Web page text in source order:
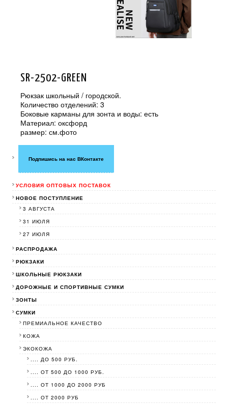
SR-2502-GREEN
Рюкзак школьный / городской.
Количество отделений: 3
Боковые карманы для зонта и воды: есть
Материал: оксфорд
размер: см.фото
Подпишись на нас ВКонтакте
УСЛОВИЯ ОПТОВЫХ ПОСТАВОК
НОВОЕ ПОСТУПЛЕНИЕ
3 АВГУСТА
31 ИЮЛЯ
27 ИЮЛЯ
РАСПРОДАЖА
РЮКЗАКИ
ШКОЛЬНЫЕ РЮКЗАКИ
ДОРОЖНЫЕ И СПОРТИВНЫЕ СУМКИ
ЗОНТЫ
СУМКИ
ПРЕМИАЛЬНОЕ КАЧЕСТВО
КОЖА
ЭКОКОЖА
.... ДО 500 РУБ.
.... ОТ 500 ДО 1000 РУБ.
.... ОТ 1000 ДО 2000 РУБ
.... ОТ 2000 РУБ